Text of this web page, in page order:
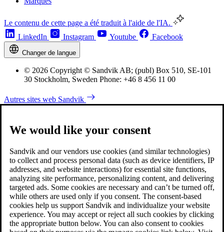
Le contenu de cette page a été traduit à l'aide de l'IA.
LinkedIn
Instagram Youtube Facebook
Changer de langue
© 2026 Copyright © Sandvik AB; (publ) Box 510, SE-101
30 Stockholm, Sweden Phone: +46 8 456 11 00
Autres sites web Sandvik
We would like your consent
Sandvik and our vendors use cookies (and similar technologies)
to collect and process personal data (such as device identifiers, IP
addresses, and website interactions) for essential site functions,
analyzing site performance, personalizing content, and delivering
targeted ads. Some cookies are necessary and can’t be turned off,
while others are used only if you consent. The consent-based
cookies help us support Sandvik and individualize your website
experience. You may accept or reject all such cookies by clicking
the appropriate button below. You can also consent to cookies